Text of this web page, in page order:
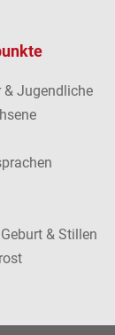
& Jugendliche
& Stillen